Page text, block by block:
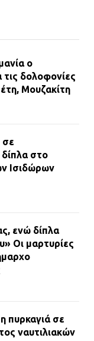
ο
τις δολοφονίες
Μουζακίτη
σε
στο
Ισιδώρων
ενώ δίπλα
Οι μαρτυρίες
πυρκαγιά σε
ναυτιλιακών